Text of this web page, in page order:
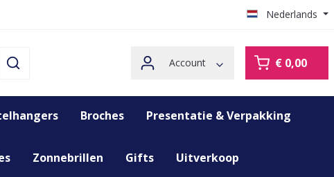
Nederlands
Account € 0,00
Broches Presentatie & Verpakking
Zonnebrillen Gifts Uitverkoop